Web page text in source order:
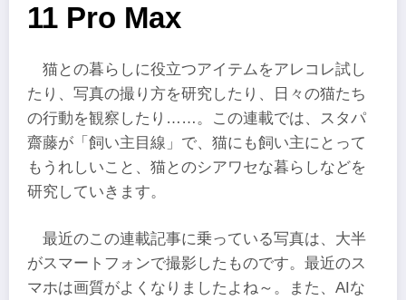
11 Pro Max
猫との暮らしに役立つアイテムをアレコレ試し
たり、写真の撮り方を研究したり、日々の猫たち
の行動を観察したり……。この連載では、スタパ
齋藤が「飼い主目線」で、猫にも飼い主にとって
もうれしいこと、猫とのシアワセな暮らしなどを
研究していきます。
最近のこの連載記事に乗っている写真は、大半
がスマートフォンで撮影したものです。最近のス
マホは画質がよくなりましたよね～。また、AIな